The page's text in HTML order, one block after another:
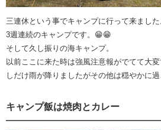
三連休という事でキャンプに行って来ました
3週連続のキャンプです。😁😁
そして久し振りの海キャンプ。
以前ここに来た時は強風注意報がでてて大
しだけ雨が降りましたがその他は穏やかに過
キャンプ飯は焼肉とカレー